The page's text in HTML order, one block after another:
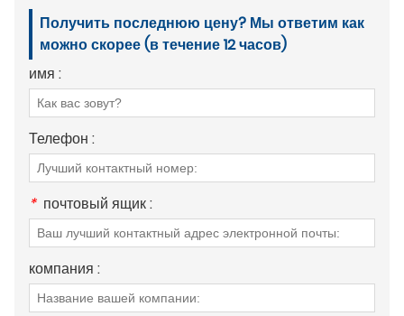
Получить последнюю цену? Мы ответим как
можно скорее (в течение 12 часов)
имя :
Телефон :
* почтовый ящик :
компания :